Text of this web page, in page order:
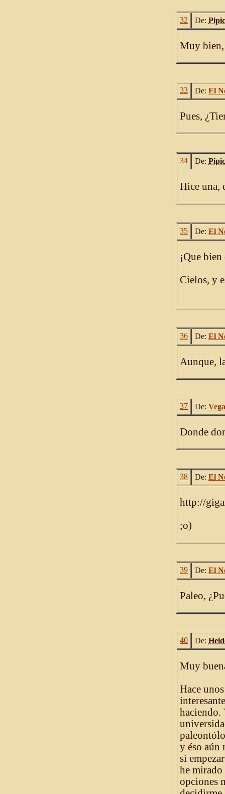
32 De:
Muy bien,
33 De: El
Pues,
34 De:
Hice una,
35 De: El
¡Que
Cielos, y
36 De: El
Aunque,
37 De: Vega
Donde
38 De: El
http://
;o)
39 De: El
Paleo,
40 De:
Muy
Hace
haciendo.
y éso aún
si
he mirado
opciones